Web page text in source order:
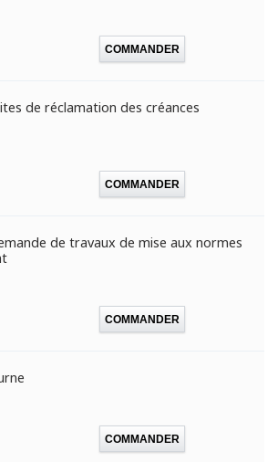
COMMANDER
de réclamation des créances
COMMANDER
de travaux de mise aux normes
COMMANDER
COMMANDER